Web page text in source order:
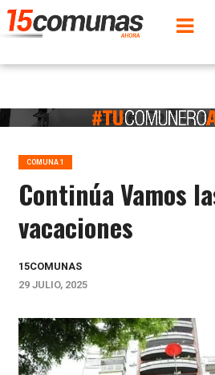
COMUNA 1
Continúa Vamos
vacaciones
15COMUNAS
29 JULIO, 2025